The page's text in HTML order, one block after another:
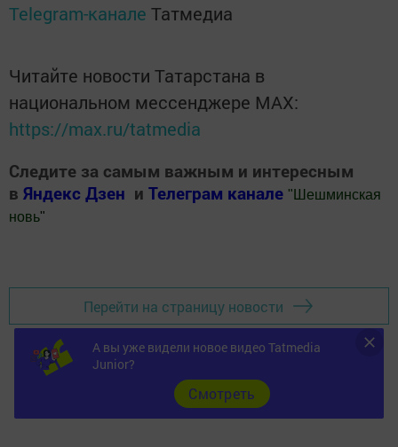
Telegram-канале Татмедиа
Читайте новости Татарстана в
национальном мессенджере MАХ:
https://max.ru/tatmedia
Следите за самым важным и интересным
в Яндекс Дзен и Телеграм канале " Шешминская
новь"
Перейти на страницу новости
А вы уже видели новое видео Tatmedia
Junior?
Cмотреть